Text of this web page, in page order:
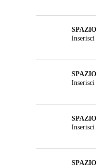
Inserisci
Inserisci
Inserisci